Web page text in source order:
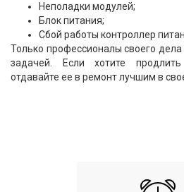
Неполадки модулей;
Блок питания;
Сбой работы контроллер
Только профессионалы своего дела
задачей. Если хотите
отдавайте ее в ремонт лучшим в